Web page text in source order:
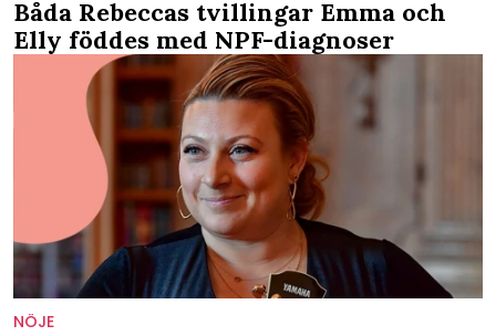
Båda Rebeccas tvillingar Emma och
Elly föddes med NPF-diagnoser
NÖJE